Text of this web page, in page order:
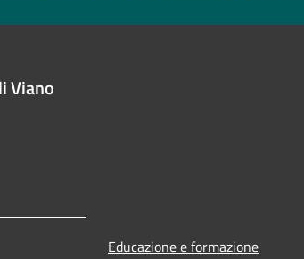
Viano
Educazione e formazione